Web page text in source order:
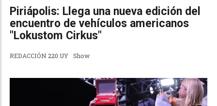
Piriápolis: Llega una nueva edición del
encuentro de vehículos americanos
"Lokustom Cirkus"
REDACCIÓN 220.UY Show